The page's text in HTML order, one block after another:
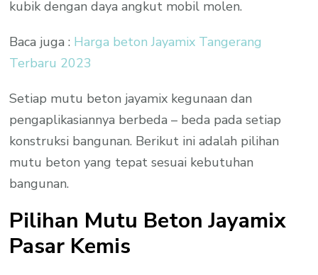
kubik dengan daya angkut mobil molen.
Baca juga : Harga beton Jayamix Tangerang
Terbaru 2023
Setiap mutu beton jayamix kegunaan dan
pengaplikasiannya berbeda – beda pada setiap
konstruksi bangunan. Berikut ini adalah pilihan
mutu beton yang tepat sesuai kebutuhan
bangunan.
Pilihan Mutu Beton Jayamix
Pasar Kemis